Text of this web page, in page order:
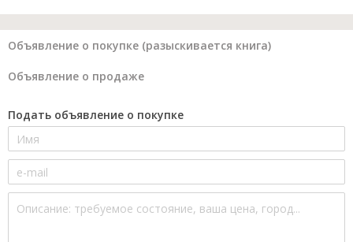
Объявление о покупке (разыскивается книга)
Объявление о продаже
Подать объявление о покупке